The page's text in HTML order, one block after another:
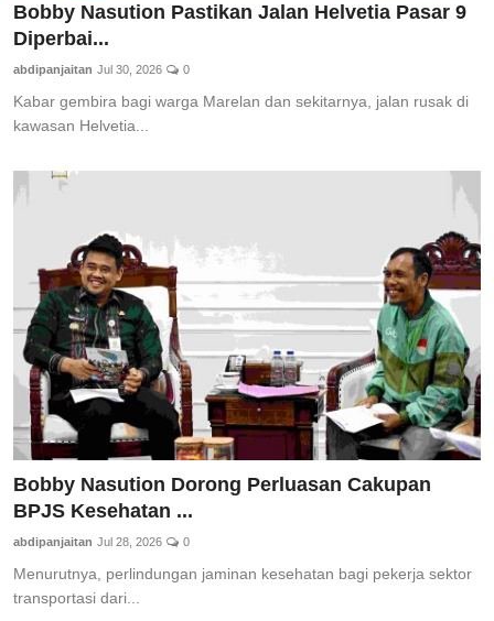
Bobby Nasution Pastikan Jalan Helvetia Pasar 9
Diperbai...
abdipanjaitan Jul 30, 2026 0
Kabar gembira bagi warga Marelan dan sekitarnya, jalan rusak di
kawasan Helvetia...
Bobby Nasution Dorong Perluasan Cakupan
BPJS Kesehatan ...
abdipanjaitan Jul 28, 2026 0
Menurutnya, perlindungan jaminan kesehatan bagi pekerja sektor
transportasi dari...